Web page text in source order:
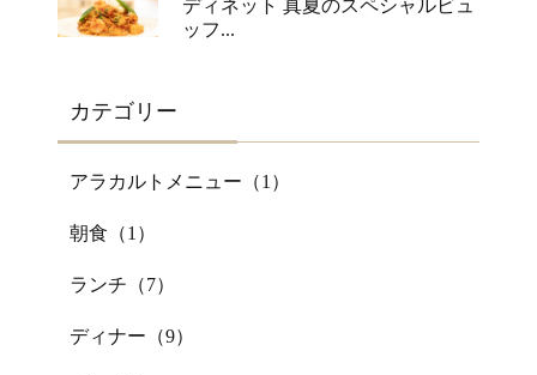
ディネット 真夏のスペシャルビュ
ッフ...
カテゴリー
アラカルトメニュー（1 ）
朝食（1 ）
ランチ（7）
ディナー（9）